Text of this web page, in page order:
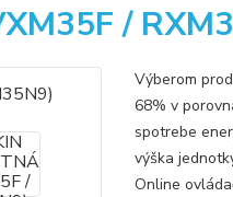
/
Výberom
68% v
spotrebe
výška
Online